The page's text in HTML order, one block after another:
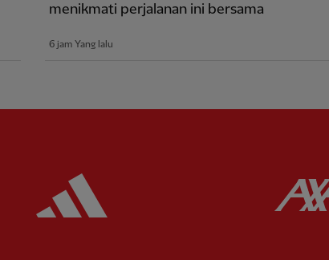
menikmati perjalanan ini bersama
6 jam Yang lalu